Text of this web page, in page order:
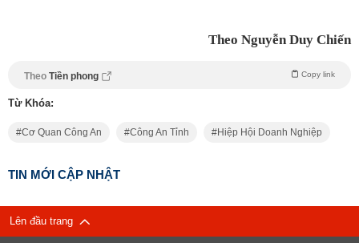
Theo Nguyễn Duy Chiến
Theo Tiền phong Copy link
Từ Khóa:
Cơ Quan Công An Công An Tỉnh Hiệp Hội Doanh Nghiệp
TIN MỚI CẬP NHẬT
Lên đầu trang